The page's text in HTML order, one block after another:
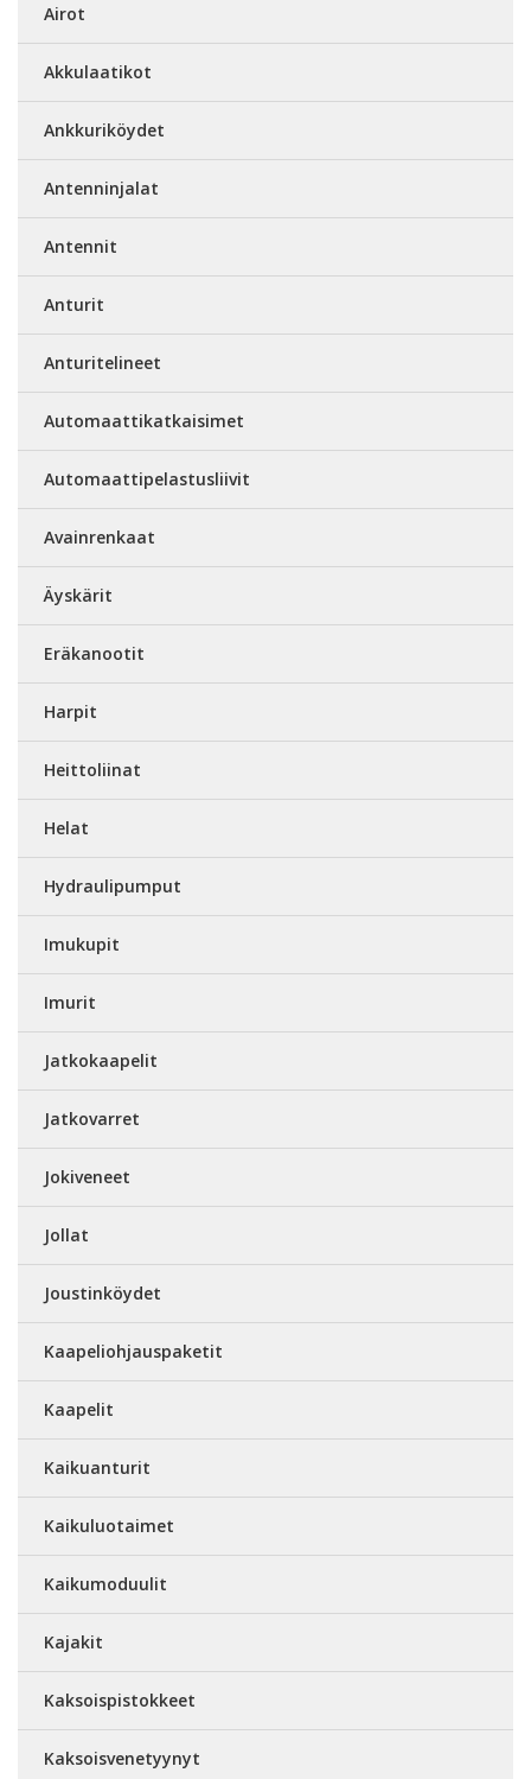
Airot
Akkulaatikot
Ankkuriköydet
Antenninjalat
Antennit
Anturit
Anturitelineet
Automaattikatkaisimet
Automaattipelastusliivit
Avainrenkaat
Äyskärit
Eräkanootit
Harpit
Heittoliinat
Helat
Hydraulipumput
Imukupit
Imurit
Jatkokaapelit
Jatkovarret
Jokiveneet
Jollat
Joustinköydet
Kaapeliohjauspaketit
Kaapelit
Kaikuanturit
Kaikuluotaimet
Kaikumoduulit
Kajakit
Kaksoispistokkeet
Kaksoisvenetyynyt